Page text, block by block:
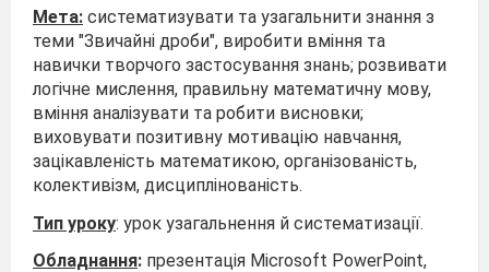
Мета: систематизувати та узагальнити знання з
теми "Звичайні дроби", виробити вміння та
навички творчого застосування знань; розвивати
логічне мислення, правильну математичну мову,
вміння аналізувати та робити висновки;
виховувати позитивну мотивацію навчання,
зацікавленість математикою, організованість,
колективізм, дисциплінованість.
Тип уроку: урок узагальнення й систематизації.
Обладнання: презентація Microsoft PowerPoint,